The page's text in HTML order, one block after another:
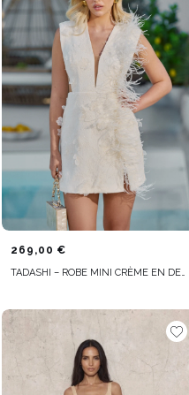
269,00 €
TADASHI – ROBE MINI CRÈME EN DENTELLE AVEC PLUMES